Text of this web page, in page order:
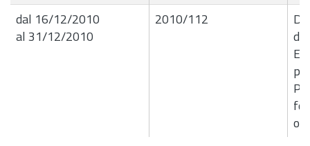
dal 16/12/2010
al 31/12/2010
2010/112